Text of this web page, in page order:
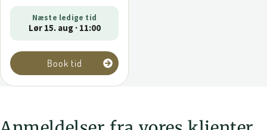
Næste ledige tid
Lør 15. aug · 11:00
Book tid